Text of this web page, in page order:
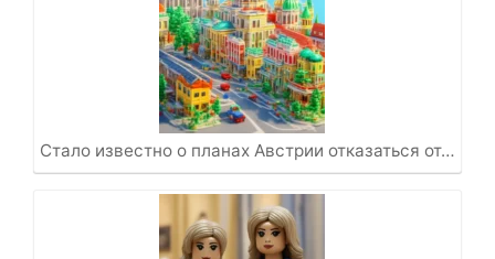
Стало известно о планах Австрии отказаться от…